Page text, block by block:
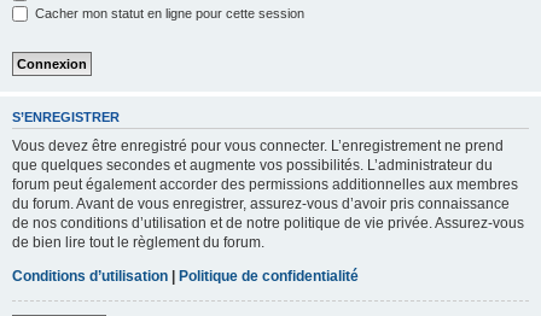
Cacher mon statut en ligne pour cette session
S’ENREGISTRER
Vous devez être enregistré pour vous connecter. L’enregistrement ne prend
que quelques secondes et augmente vos possibilités. L’administrateur du
forum peut également accorder des permissions additionnelles aux membres
du forum. Avant de vous enregistrer, assurez-vous d’avoir pris connaissance
de nos conditions d’utilisation et de notre politique de vie privée. Assurez-vous
de bien lire tout le règlement du forum.
Conditions d’utilisation | Politique de confidentialité